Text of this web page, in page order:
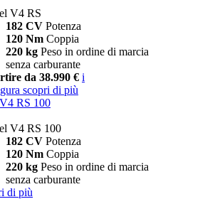
V4 RS
182 CV Potenza
120 Nm Coppia
220 kg Peso in ordine di marcia
senza carburante
da 38.990 € i
scopri di più
V4 RS 100
V4 RS 100
182 CV Potenza
120 Nm Coppia
220 kg Peso in ordine di marcia
senza carburante
di più